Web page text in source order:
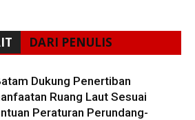
DARI PENULIS
Dukung Penertiban
Ruang Laut Sesuai
Peraturan Perundang-